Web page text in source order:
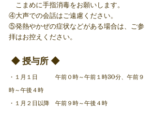
こまめに手指消毒をお願いします。
④大声での会話はご遠慮ください。
⑤発熱やかぜの症状などがある場合は、ご参
拝はお控えください。
◆ 授与所 ◆
・１月１日　　　午前０時～午前１時30分、午前９
時～午後４時
・１月２日以降　午前９時～午後４時